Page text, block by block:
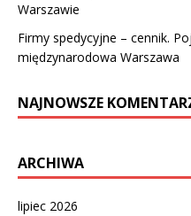
Warszawie
Firmy spedycyjne – cennik.
międzynarodowa Warszawa
NAJNOWSZE
ARCHIWA
lipiec 2026